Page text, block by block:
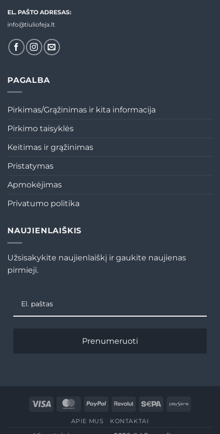
EL. PAŠTO ADRESAS:
info@tiuliofeja.lt
PAGALBA
Pirkimas/Grąžinimas ir kita informacija
Pirkimo taisyklės
Keitimas ir grąžinimas
Pristatymas
Apmokėjimas
Privatumo politika
NAUJIENLAIŠKIS
Užsisakykite naujienlaiškį ir gaukite naujienas
pirmieji.
Prenumeruoti
Visa MasterCardPayPal Revolut Sepa Paysera
APIE MUS KONTAKTAI